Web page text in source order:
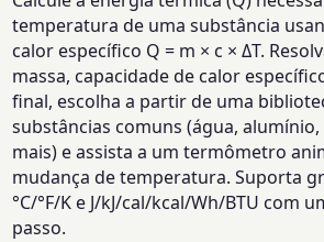
temperatura de uma substância
calor específico Q = m × c × ΔT.
massa, capacidade de calor
final, escolha a partir de uma
substâncias comuns (água,
mais) e assista a um termômetro
mudança de temperatura. Suporta
°C/°F/K e J/kJ/cal/kcal/Wh/BTU com
passo.